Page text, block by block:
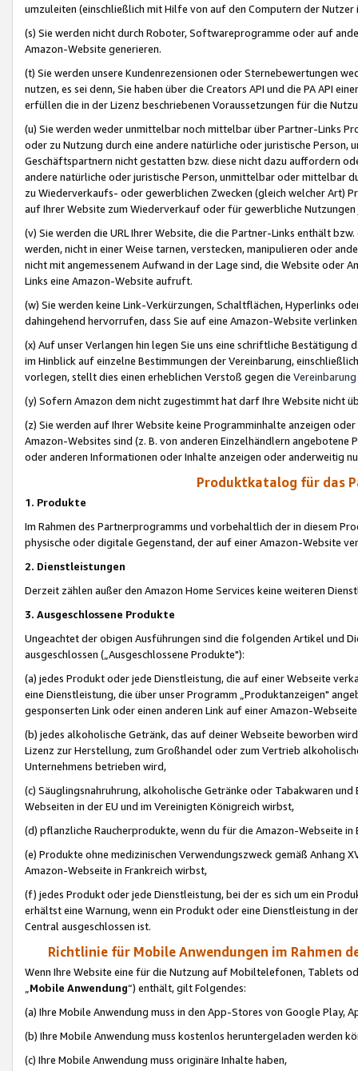
umzuleiten (einschließlich mit Hilfe von auf den Computern der
(s) Sie werden nicht durch Roboter, Softwareprogramme oder auf
Amazon-Website generieren.
(t) Sie werden unsere Kundenrezensionen oder Sternebewertungen
nutzen, es sei denn, Sie haben über die Creators API und die PA API
erfüllen die in der Lizenz beschriebenen Voraussetzungen für die
(u) Sie werden weder unmittelbar noch mittelbar über Partner-Links
oder zu Nutzung durch eine andere natürliche oder juristische
Geschäftspartnern nicht gestatten bzw. diese nicht dazu auffordern
andere natürliche oder juristische Person, unmittelbar oder mittelbar
zu Wiederverkaufs- oder gewerblichen Zwecken (gleich welcher Art)
auf Ihrer Website zum Wiederverkauf oder für gewerbliche
(v) Sie werden die URL Ihrer Website, die die Partner-Links enthält
werden, nicht in einer Weise tarnen, verstecken, manipulieren oder
nicht mit angemessenem Aufwand in der Lage sind, die Website oder
Links eine Amazon-Website aufruft.
(w) Sie werden keine Link-Verkürzungen, Schaltflächen, Hyperlinks
dahingehend hervorrufen, dass Sie auf eine Amazon-Website
(x) Auf unser Verlangen hin legen Sie uns eine schriftliche
im Hinblick auf einzelne Bestimmungen der Vereinbarung,
vorlegen, stellt dies einen erheblichen Verstoß gegen die Vereinbarung
(y) Sofern Amazon dem nicht zugestimmt hat darf Ihre Website nicht
(z) Sie werden auf Ihrer Website keine Programminhalte anzeigen
Amazon-Websites sind (z. B. von anderen Einzelhändlern
oder anderen Informationen oder Inhalte anzeigen oder anderweitig
Produktkatalog für das
1. Produkte
Im Rahmen des Partnerprogramms und vorbehaltlich der in diesem
physische oder digitale Gegenstand, der auf einer Amazon-Website
2. Dienstleistungen
Derzeit zählen außer den Amazon Home Services keine weiteren
3. Ausgeschlossene Produkte
Ungeachtet der obigen Ausführungen sind die folgenden Artikel und
ausgeschlossen („Ausgeschlossene Produkte"):
(a) jedes Produkt oder jede Dienstleistung, die auf einer Webseite
eine Dienstleistung, die über unser Programm „Produktanzeigen"
gesponserten Link oder einen anderen Link auf einer Amazon-
(b) jedes alkoholische Getränk, das auf deiner Webseite beworben
Lizenz zur Herstellung, zum Großhandel oder zum Vertrieb
Unternehmens betrieben wird,
(c) Säuglingsnahruhrung, alkoholische Getränke oder Tabakwaren
Webseiten in der EU und im Vereinigten Königreich wirbst,
(d) pflanzliche Raucherprodukte, wenn du für die Amazon-Webseite in
(e) Produkte ohne medizinischen Verwendungszweck gemäß Anhang
Amazon-Webseite in Frankreich wirbst,
(f) jedes Produkt oder jede Dienstleistung, bei der es sich um ein
erhältst eine Warnung, wenn ein Produkt oder eine Dienstleistung in
Central ausgeschlossen ist.
Richtlinie für Mobile Anwendungen im Rahmen
Wenn Ihre Website eine für die Nutzung auf Mobiltelefonen, Tablets
„Mobile Anwendung“) enthält, gilt Folgendes:
(a) Ihre Mobile Anwendung muss in den App-Stores von Google Play,
(b) Ihre Mobile Anwendung muss kostenlos heruntergeladen werden
(c) Ihre Mobile Anwendung muss originäre Inhalte haben,